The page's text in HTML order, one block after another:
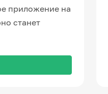
приложение на
станет